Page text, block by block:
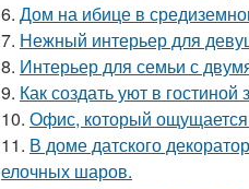
6. Дом на ибице в
7. Нежный интерьер для
8. Интерьер для семьи с
9. Как создать уют в
10. Офис, который ощущается
11. В доме датского
елочных шаров.